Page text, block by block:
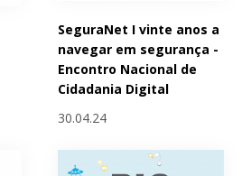
SeguraNet I vinte anos a
navegar em segurança -
Encontro Nacional de
Cidadania Digital
30.04.24